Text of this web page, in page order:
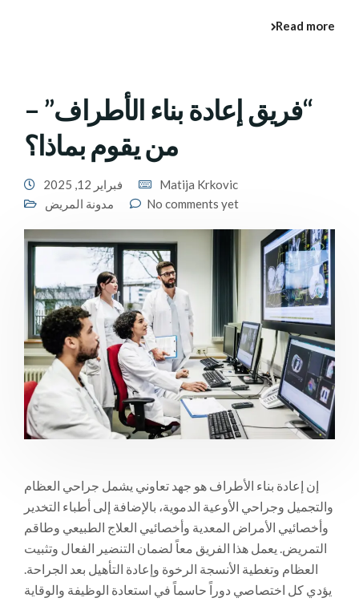
Read more
“فريق إعادة بناء الأطراف” –
من يقوم بماذا؟
فبراير 12, 2025
Matija Krkovic
مدونة المريض
No comments yet
إن إعادة بناء الأطراف هو جهد تعاوني يشمل جراحي العظام
والتجميل وجراحي الأوعية الدموية، بالإضافة إلى أطباء التخدير
وأخصائيي الأمراض المعدية وأخصائيي العلاج الطبيعي وطاقم
التمريض. يعمل هذا الفريق معاً لضمان التنضير الفعال وتثبيت
العظام وتغطية الأنسجة الرخوة وإعادة التأهيل بعد الجراحة.
يؤدي كل اختصاصي دوراً حاسماً في استعادة الوظيفة والوقاية